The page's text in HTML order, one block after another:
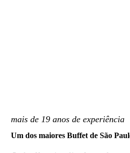
mais de 19 anos de experiência
Um dos maiores Buffet de São